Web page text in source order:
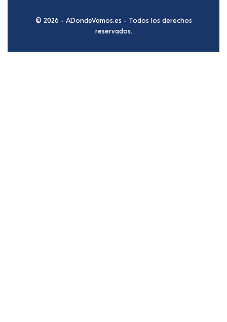
© 2026 - ADondeVamos.es - Todos los derechos
reservados.